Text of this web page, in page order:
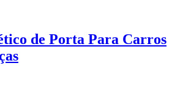
de Porta Para Carros